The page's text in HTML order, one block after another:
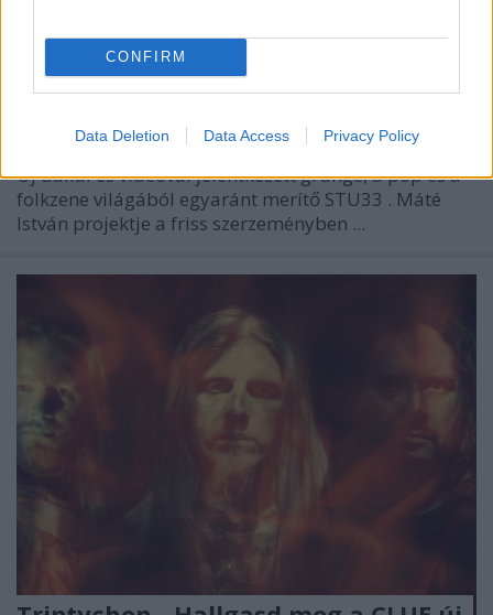
CONFIRM
Data Deletion Data Access Privacy Policy
Új dallal és videóval jelentkezett grunge, a pop és a
folkzene világából egyaránt merítő STU33 . Máté
István projektje a friss szerzeményben ...